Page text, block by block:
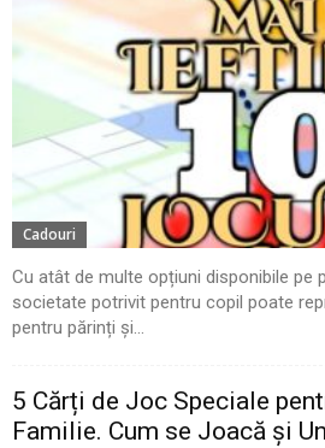
Cadouri
Cu atât de multe opțiuni disponibile pe
societate potrivit pentru copil poate
pentru părinți și...
5 Cărți de Joc Speciale
Familie. Cum se Joacă și